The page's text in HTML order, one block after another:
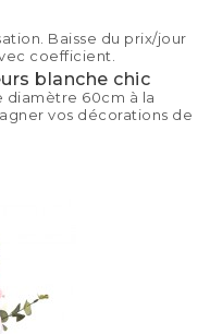
Baisse du prix/jour
coefficient.
blanche chic
diamètre 60cm à la
vos décorations de